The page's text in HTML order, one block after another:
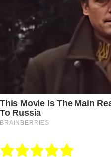
Rate this item: